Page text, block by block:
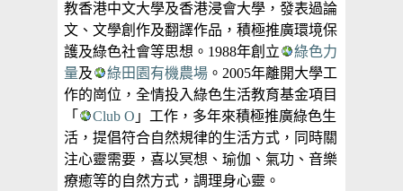
教香港中文大學及香港浸會大學，發表過論
文、文學創作及翻譯作品，積極推廣環境保
護及綠色社會等思想。1988年創立
綠色力
量及 綠田園有機農場 。2005年離開大學工
作的崗位，全情投入綠色生活教育基金項目
「
Club O 」工作，多年來積極推廣綠色生
活，提倡符合自然規律的生活方式，同時關
注心靈需要，喜以冥想、瑜伽、氣功、音樂
療癒等的自然方式，調理身心靈。